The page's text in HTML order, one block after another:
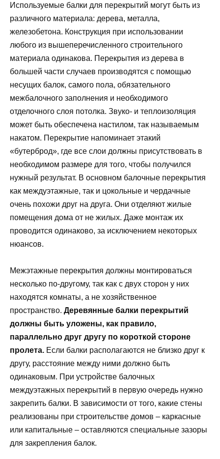
Используемые балки для перекрытий могут быть из
различного материала: дерева, металла,
железобетона. Конструкция при использовании
любого из вышеперечисленного строительного
материала одинакова. Перекрытия из дерева в
большей части случаев производятся с помощью
несущих балок, самого пола, обязательного
межбалочного заполнения и необходимого
отделочного слоя потолка. Звуко- и теплоизоляция
может быть обеспечена настилом, так называемым
накатом. Перекрытие напоминает этакий
«бутерброд», где все слои должны присутствовать в
необходимом размере для того, чтобы получился
нужный результат. В основном балочные перекрытия
как междуэтажные, так и цокольные и чердачные
очень похожи друг на друга. Они отделяют жилые
помещения дома от не жилых. Даже монтаж их
проводится одинаково, за исключением некоторых
нюансов.
Межэтажные перекрытия должны монтироваться
несколько по-другому, так как с двух сторон у них
находятся комнаты, а не хозяйственное
пространство. Деревянные балки перекрытий
должны быть уложены, как правило,
параллельно друг другу по короткой стороне
пролета. Если балки располагаются не близко друг к
другу, расстояние между ними должно быть
одинаковым. При устройстве балочных
междуэтажных перекрытий в первую очередь нужно
закрепить балки. В зависимости от того, какие стены
реализованы при строительстве домов – каркасные
или капитальные – оставляются специальные зазоры
для закрепления балок.